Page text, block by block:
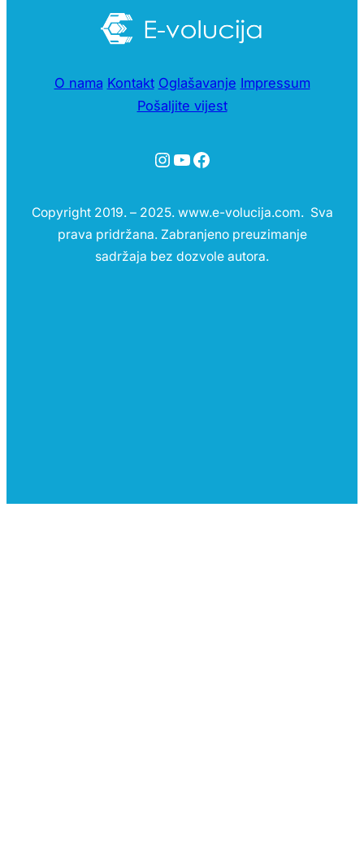
O nama Kontakt Oglašavanje Impressum
Pošaljite vijest
Instagram
YouTube
Facebook
Copyright 2019. – 2025. www.e-volucija.com. Sva
prava pridržana. Zabranjeno preuzimanje
sadržaja bez dozvole autora.